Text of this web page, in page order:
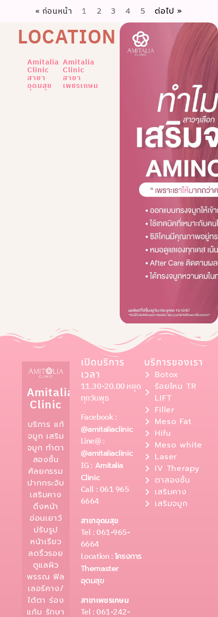
« ก่อนหน้า 1 2 3 4 5 ต่อไป »
LOCATION
Amitalia
Clinic
สาขา
อุดมสุข
Amitalia
Clinic
สาขา
เพชรเกษม
Amitalia
Clinic
บริการ แก้
จมูก เสริม
จมูก ทำตา
สองชั้น
ศัลยกรรม
ปากกระจับ
เสริมคาง
ดึงหน้า
อ่อนเยาว์
ปรับรูป
หน้าเรียว
ลดริ้วรอย
ดูแลผิว
พรรณ ฟิล
เลอร์คาง/
ใต้ตา ร่อง
แก้ม รักษา
เปิดบริการ
เวลา
11.30-20.00 หยุด
ทุกวันพุธ
Facebook :
@amitaliaclinic
Line@ :
@amitaliaclinic
IG : Amitalia
Clinic
Call : 061 965
6664
สาขาอุดมสุข
Tel : 061-965-
6664
Location :โครงการ
Themaster
อุดมสุข
สาขาเพชรเกษม
Tel : 061-242-
บริการของเรา
Botox
ร้อยไหม TR
LIFT
Filler
Meso Fat
Hifu
Meso white
Laser
IV Therapy
ตาสองชั้น
เสริมคาง
เสริมจมูก